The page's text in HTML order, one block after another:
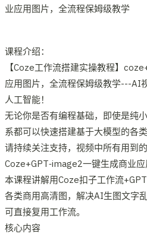
课程介绍：
【Coze工作流搭建实操教程】
应用图片，全流程保姆级教学---AI
人工智能！
无论你是否有编程基础，即使是纯
系都可以快速搭建基于大模型的各
请持续关注支持，视频中所有用到
Coze+GPT‑image2一键生成商业
本课程讲解用Coze扣子工作流
各类商用高清图，解决AI生图文字
可直接复用工作流。
核心内容